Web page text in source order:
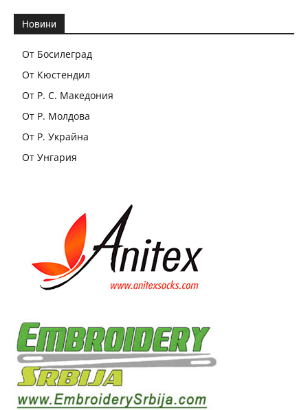
Новини
От Босилеград
От Кюстендил
От Р. С. Македония
От Р. Молдова
От Р. Украйна
От Унгария